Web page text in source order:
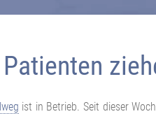
ist in Betrieb. Seit dieser